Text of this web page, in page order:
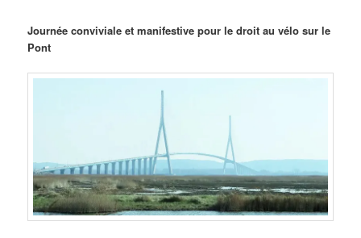
Journée conviviale et manifestive pour le droit au vélo sur le
Pont